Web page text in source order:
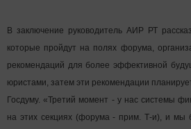
В заключение руководитель АИР РТ
которые пройдут на полях форума,
рекомендаций для более эффективной
юристами, затем эти рекомендации
Госдуму. «Третий момент - у нас системы
на этих секциях (форума - прим. Т-и), и мы